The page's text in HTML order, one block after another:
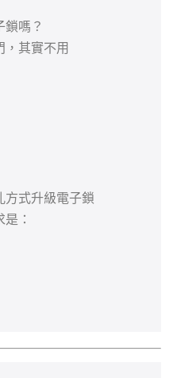
鎖嗎？
，其實不用
方式升級電子鎖
：